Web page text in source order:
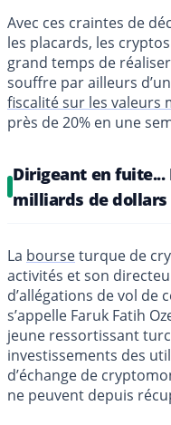
Avec ces craintes de
les placards, les
grand temps de
souffre par ailleurs
fiscalité sur les valeurs
près de 20% en une
Dirigeant en fuite...
milliards de dollars
La bourseturque de
activités et son
d’allégations de vol de
s’appelle Faruk Fatih
jeune ressortissant
investissements des
d’échange de
ne peuvent depuis